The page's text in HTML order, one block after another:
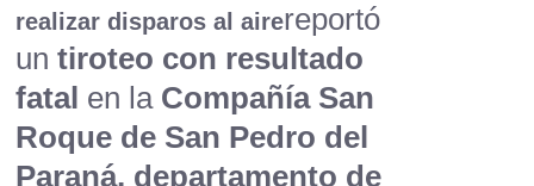
realizar disparos al airereportó
un tiroteo con resultado
fatal en la Compañía San
Roque de San Pedro del
Paraná, departamento de